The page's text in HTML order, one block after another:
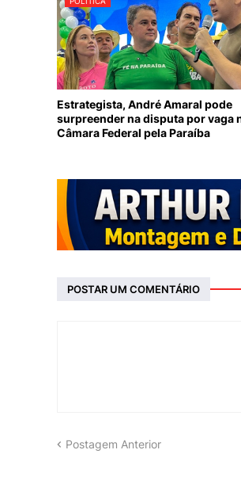
Estrategista, André Amaral pode
surpreender na disputa por vaga
Câmara Federal pela Paraíba
POSTAR UM COMENTÁRIO
Postagem Anterior